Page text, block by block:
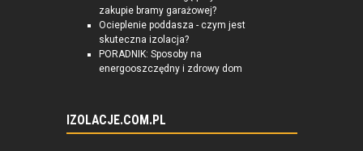
zakupie bramy garażowej?
Ocieplenie poddasza - czym jest
skuteczna izolacja?
PORADNIK: Sposoby na
energooszczędny i zdrowy dom
IZOLACJE.COM.PL